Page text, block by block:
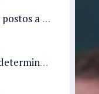
Projeto obriga postos a detalhar a composição do preço dos combustíveis em documentos fiscais
Projeto de lei determina prioridade na investigação de crimes sexuais contra crianças e adolescentes com prazos máximos